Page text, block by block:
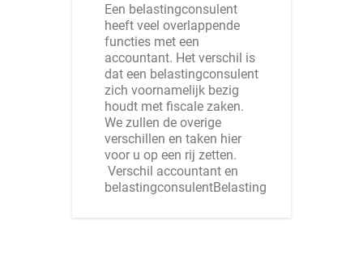
Een belastingconsulent
heeft veel overlappende
functies met een
accountant. Het verschil is
dat een belastingconsulent
zich voornamelijk bezig
houdt met fiscale zaken.
We zullen de overige
verschillen en taken hier
voor u op een rij zetten.
Verschil accountant en
belastingconsulentBelasting